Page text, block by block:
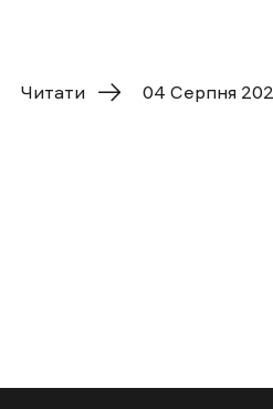
Читати 04 Cерпня